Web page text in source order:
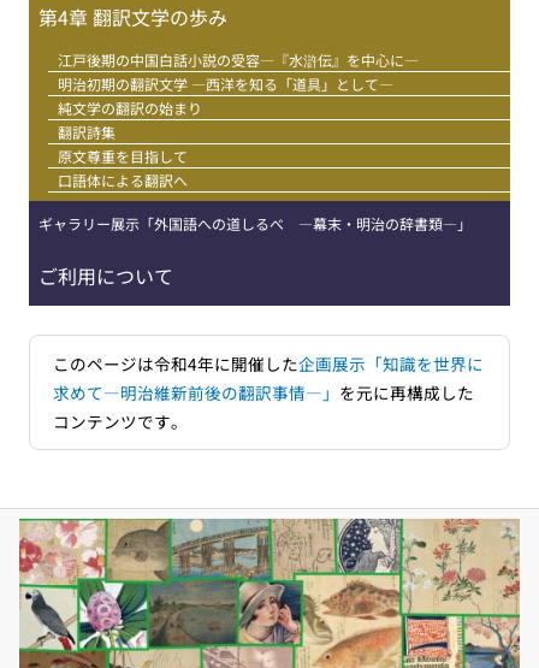
第4章 翻訳文学の歩み
江戸後期の中国白話小説の受容―『水滸伝』を中心に―
明治初期の翻訳文学 ―西洋を知る「道具」として―
純文学の翻訳の始まり
翻訳詩集
原文尊重を目指して
口語体による翻訳へ
ギャラリー展示「外国語への道しるべ ―幕末・明治の辞書類―」
ご利用について
このページは令和4年に開催した企画展示「知識を世界に
求めて―明治維新前後の翻訳事情―」 を元に再構成した
コンテンツです。